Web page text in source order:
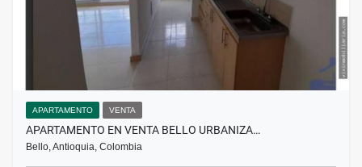
APARTAMENTO VENTA
APARTAMENTO EN VENTA BELLO URBANIZA…
Bello, Antioquia, Colombia